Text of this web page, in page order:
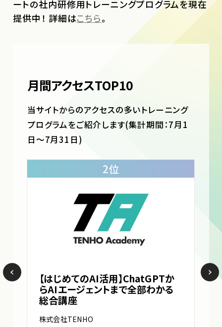
ートの社内研修用トレーニングプログラムを現在
提供中！ 詳細はこちら。
月間アクセスTOP10
当サイトからのアクセスの多いトレーニング
プログラムをご紹介します(集計期間：7月1
日～7月31日)
2位
【はじめてのAI活用】ChatGPTか
らAIエージェントまで全部わかる
総合講座
株式会社TENHO